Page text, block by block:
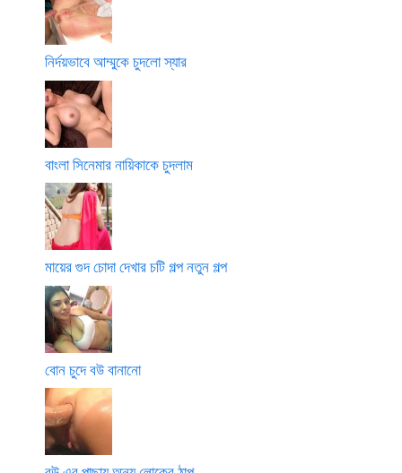
নির্দয়ভাবে আম্মুকে চুদলো স্যার
বাংলা সিনেমার নায়িকাকে চুদলাম
মায়ের গুদ চোদা দেখার চটি গল্প নতুন গল্প
বোন চুদে বউ বানানো